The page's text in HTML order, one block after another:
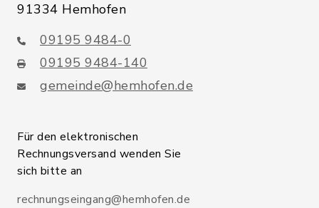
91334 Hemhofen
09195 9484-0
09195 9484-140
gemeinde@hemhofen.de
Für den elektronischen
Rechnungsversand wenden Sie
sich bitte an
rechnungseingang@hemhofen.de